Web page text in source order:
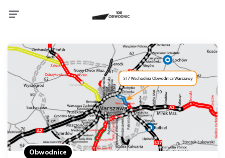
Obwodnice